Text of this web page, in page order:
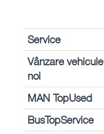
Service
Vânzare vehicule
noi
MAN TopUsed
BusTopService